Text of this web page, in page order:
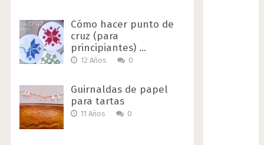
Cómo hacer punto de
cruz (para
principiantes) …
12 Años 0
Guirnaldas de papel
para tartas
11 Años 0